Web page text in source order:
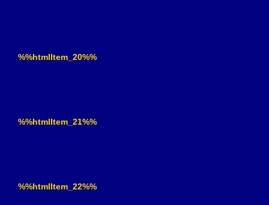
%%htmlItem_20%%
%%htmlItem_21%%
%%htmlItem_22%%